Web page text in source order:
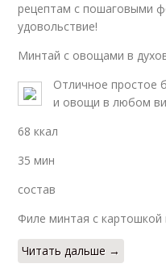
рецептам с пошаговыми
удовольствие!
Минтай с овощами в
Отличное простое
и овощи в любом
68 ккал
35 мин
состав
Филе минтая с картошкой
Читать дальше →